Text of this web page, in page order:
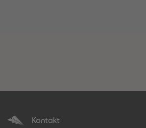
Kontakt